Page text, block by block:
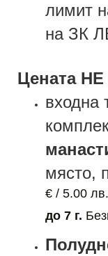
лимит
на ЗК
Цената
входна
място,
€ / 5.00 лв.
до 7 г.